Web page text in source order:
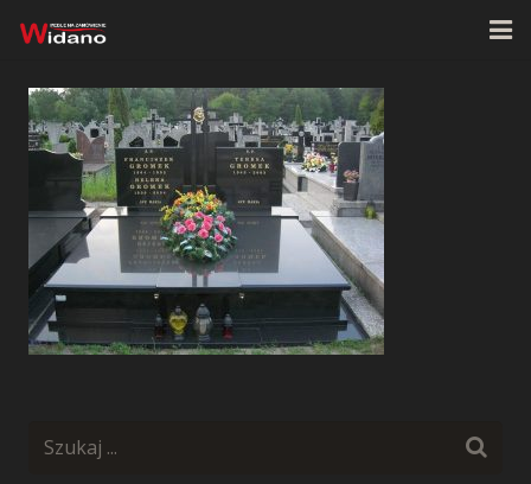
Strona główna
O firmie
Realizacje
Kontakt